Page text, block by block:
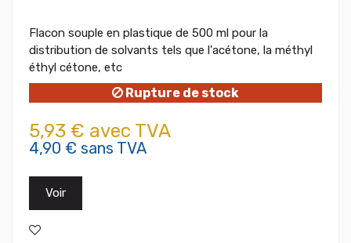
Flacon souple en plastique de 500 ml pour la
distribution de solvants tels que l'acétone, la méthyl
éthyl cétone, etc
Rupture de stock
5,93 € avec TVA
4,90 € sans TVA
Voir